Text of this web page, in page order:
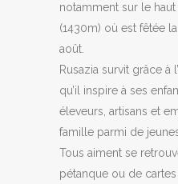
notamment sur le
(1430m) où est fêtée
août.
Rusazia survit grâce à
qu’il inspire à ses
éleveurs, artisans et
famille parmi de
Tous aiment se
pétanque ou de